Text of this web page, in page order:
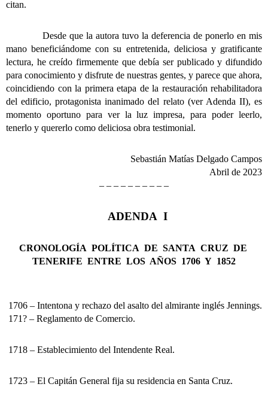
citan.
Desde que la autora tuvo la deferencia de ponerlo en mis
mano beneficiándome con su entretenida, deliciosa y gratificante
lectura, he creído firmemente que debía ser publicado y difundido
para conocimiento y disfrute de nuestras gentes, y parece que ahora,
coincidiendo con la primera etapa de la restauración rehabilitadora
del edificio, protagonista inanimado del relato (ver Adenda II), es
momento oportuno para ver la luz impresa, para poder leerlo,
tenerlo y quererlo como deliciosa obra testimonial.
Sebastián Matías Delgado Campos
Abril de 2023
– – – – – – – – – –
ADENDA I
CRONOLOGÍA POLÍTICA DE SANTA CRUZ DE
TENERIFE ENTRE LOS AÑOS 1706 Y 1852
1706 – Intentona y rechazo del asalto del almirante inglés Jennings.
171? – Reglamento de Comercio.
1718 – Establecimiento del Intendente Real.
1723 – El Capitán General fija su residencia en Santa Cruz.